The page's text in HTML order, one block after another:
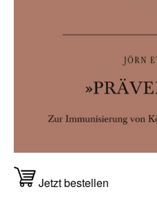
Jetzt bestellen